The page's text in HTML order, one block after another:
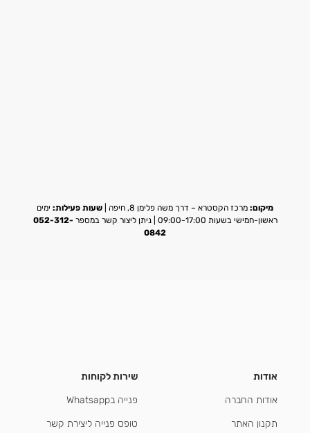
מיקום: מרכז הקסטרא – דרך משה פלימן 8, חיפה | שעות פעילות: ימים
ראשון-חמישי בשעות 09:00-17:00 | ניתן ליצור קשר במספר
052-312-
0842
אודות
אודות החברה
תקנון האתר
שירות לקוחות
פנייה בWhatsapp
טופס פנייה ליצירת קשר